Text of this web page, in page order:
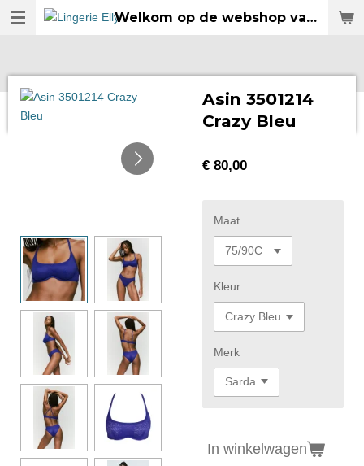
Ga
direct
de
hoofdinhoud
Welkom op de webshop van Lingerie Elly
Asin 3501214
Crazy Bleu
€ 80,00
Maat
Kleur
Merk
In winkelwagen